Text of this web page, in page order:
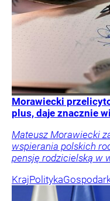
Morawiecki
plus, daje znacznie
Mateusz Morawiecki
wspierania polskich
pensję rodzicielską w
KrajPolityka